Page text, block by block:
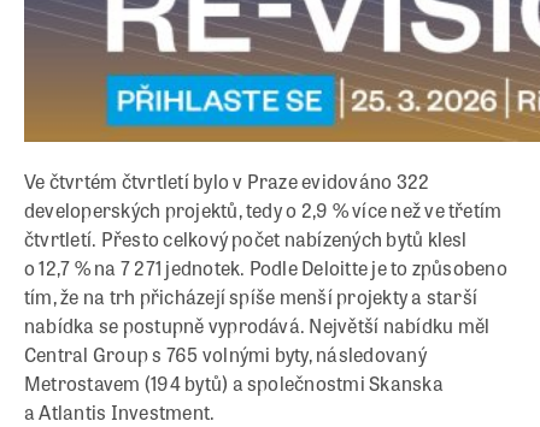
Ve čtvrtém čtvrtletí bylo v Praze evidováno 322
developerských projektů, tedy o 2,9 % více než ve třetím
čtvrtletí. Přesto celkový počet nabízených bytů klesl
o 12,7 % na 7 271 jednotek. Podle Deloitte je to způsobeno
tím, že na trh přicházejí spíše menší projekty a starší
nabídka se postupně vyprodává. Největší nabídku měl
Central Group s 765 volnými byty, následovaný
Metrostavem (194 bytů) a společnostmi Skanska
a Atlantis Investment.